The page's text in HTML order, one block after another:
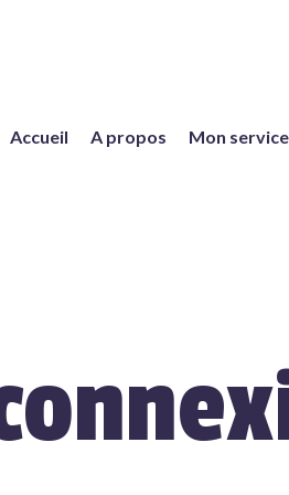
Accueil A propos Mon service